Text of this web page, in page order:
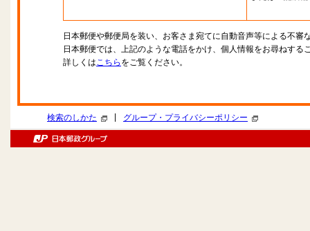
日本郵便や郵便局を装い、お客さま宛てに自動音声等による不審
日本郵便では、上記のような電話をかけ、個人情報をお尋ねする
詳しくはこちら をご覧ください。
検索のしかた グループ・プライバシーポリシー